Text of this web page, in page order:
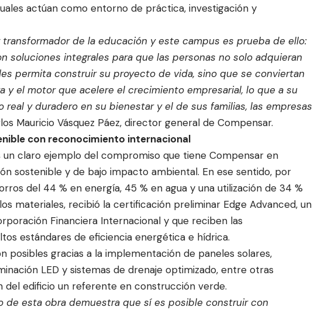
actúan como entorno de práctica, investigación y
de la educación y este campus es prueba de ello:
soluciones integrales para que las personas no solo adquieran
permita construir su proyecto de vida, sino que se conviertan
y el motor que acelere el crecimiento empresarial, lo que a su
real y duradero en su bienestar y el de sus familias, las empresas
Mauricio Vásquez Páez, director general de Compensar.
con reconocimiento internacional
un claro ejemplo del compromiso que tiene Compensar en
sostenible y de bajo impacto ambiental. En ese sentido, por
del 44 % en energía, 45 % en agua y una utilización de 34 %
materiales, recibió la certificación preliminar Edge Advanced, un
Financiera Internacional y que reciben las
estándares de eficiencia energética e hídrica.
posibles gracias a la implementación de paneles solares,
LED y sistemas de drenaje optimizado, entre otras
del edificio un referente en construcción verde.
de esta obra demuestra que sí es posible construir con